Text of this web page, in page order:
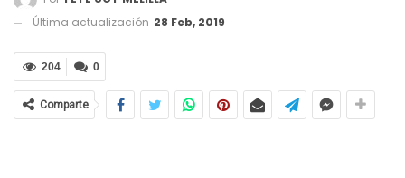
Última actualización 28 Feb, 2019
0
204
Comparte